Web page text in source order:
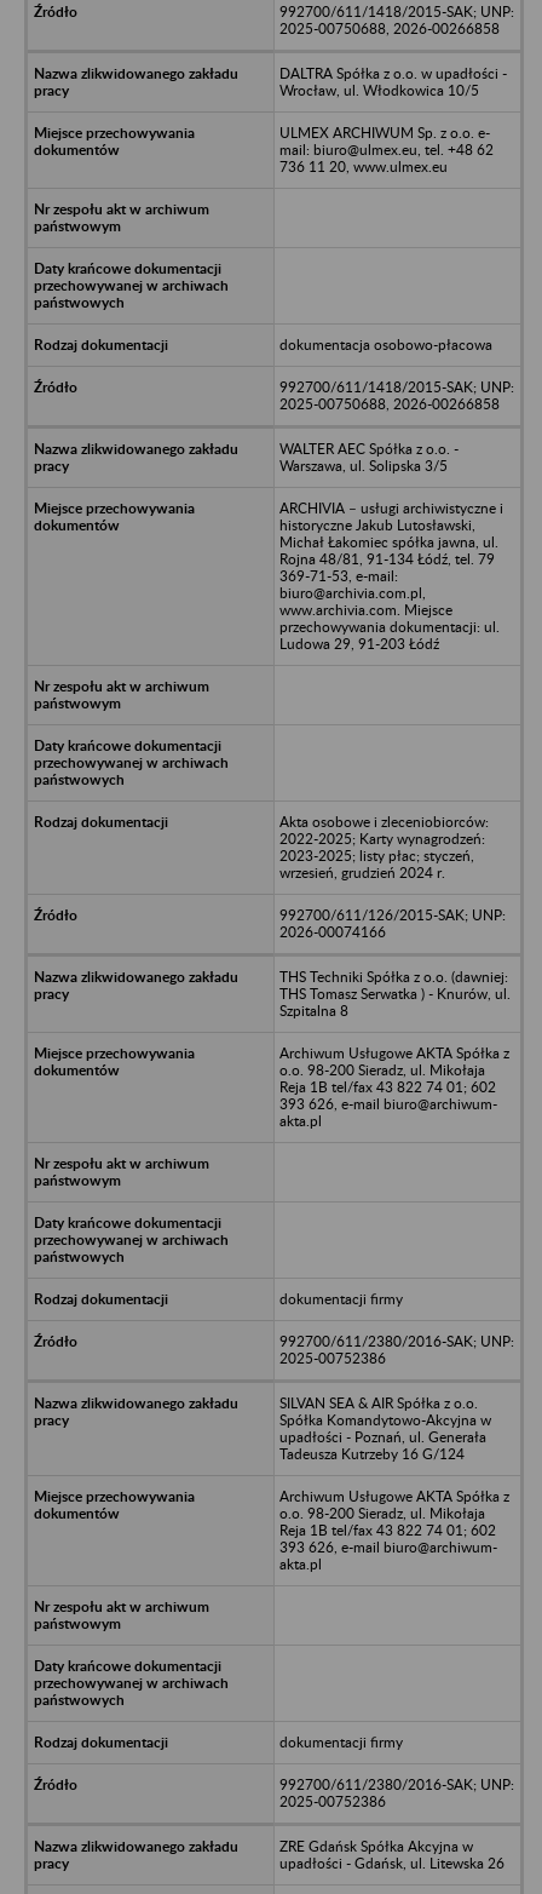
992700/611/1418/2015-SAK; UNP:
2025-00750688, 2026-00266858
DALTRA Spółka z o.o. w upadłości -
Wrocław, ul. Włodkowica 10/5
ULMEX ARCHIWUM Sp. z o.o. e-
mail: biuro@ulmex.eu, tel. +48 62
736 11 20, www.ulmex.eu
dokumentacja osobowo-płacowa
992700/611/1418/2015-SAK; UNP:
2025-00750688, 2026-00266858
WALTER AEC Spółka z o.o. -
Warszawa, ul. Solipska 3/5
ARCHIVIA – usługi archiwistyczne i
historyczne Jakub Lutosławski,
Michał Łakomiec spółka jawna, ul.
Rojna 48/81, 91-134 Łódź, tel. 79
369-71-53, e-mail:
biuro@archivia.com.pl,
www.archivia.com. Miejsce
przechowywania dokumentacji: ul.
Ludowa 29, 91-203 Łódź
Akta osobowe i zleceniobiorców:
2022-2025; Karty wynagrodzeń:
2023-2025; listy płac; styczeń,
wrzesień, grudzień 2024 r.
992700/611/126/2015-SAK; UNP:
2026-00074166
THS Techniki Spółka z o.o. (dawniej:
THS Tomasz Serwatka ) - Knurów, ul.
Szpitalna 8
Archiwum Usługowe AKTA Spółka z
o.o. 98-200 Sieradz, ul. Mikołaja
Reja 1B tel/fax 43 822 74 01; 602
393 626, e-mail biuro@archiwum-
akta.pl
dokumentacji firmy
992700/611/2380/2016-SAK; UNP:
2025-00752386
SILVAN SEA & AIR Spółka z o.o.
Spółka Komandytowo-Akcyjna w
upadłości - Poznań, ul. Generała
Tadeusza Kutrzeby 16 G/124
Archiwum Usługowe AKTA Spółka z
o.o. 98-200 Sieradz, ul. Mikołaja
Reja 1B tel/fax 43 822 74 01; 602
393 626, e-mail biuro@archiwum-
akta.pl
dokumentacji firmy
992700/611/2380/2016-SAK; UNP:
2025-00752386
ZRE Gdańsk Spółka Akcyjna w
upadłości - Gdańsk, ul. Litewska 26